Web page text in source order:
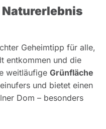
Naturerlebnis
Geheimtipp für alle,
entkommen und die
weitläufige Grünfläche
und bietet einen
Dom – besonders